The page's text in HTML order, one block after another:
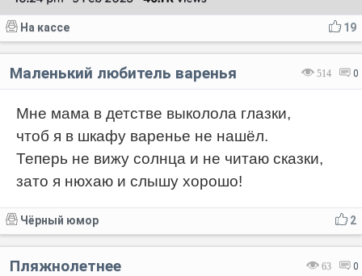
19
На кассе
514 0
Маленький любитель варенья
Мне мама в детстве выколола глазки,
чтоб я в шкафу варенье не нашёл.
Теперь не вижу солнца и не читаю сказки,
зато я нюхаю и слышу хорошо!
2
Чёрный юмор
63 0
Пляжнолетнее